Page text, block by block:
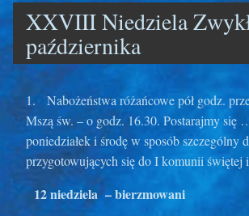
XXVIII Niedziela
października
1. Nabożeństwa różańcowe pół godz.
Mszą św. – o godz. 16.30. Postarajmy się
poniedziałek i środę w sposób szczególny
przygotowujących się do I komunii świętej
12 niedziela – bierzmowani